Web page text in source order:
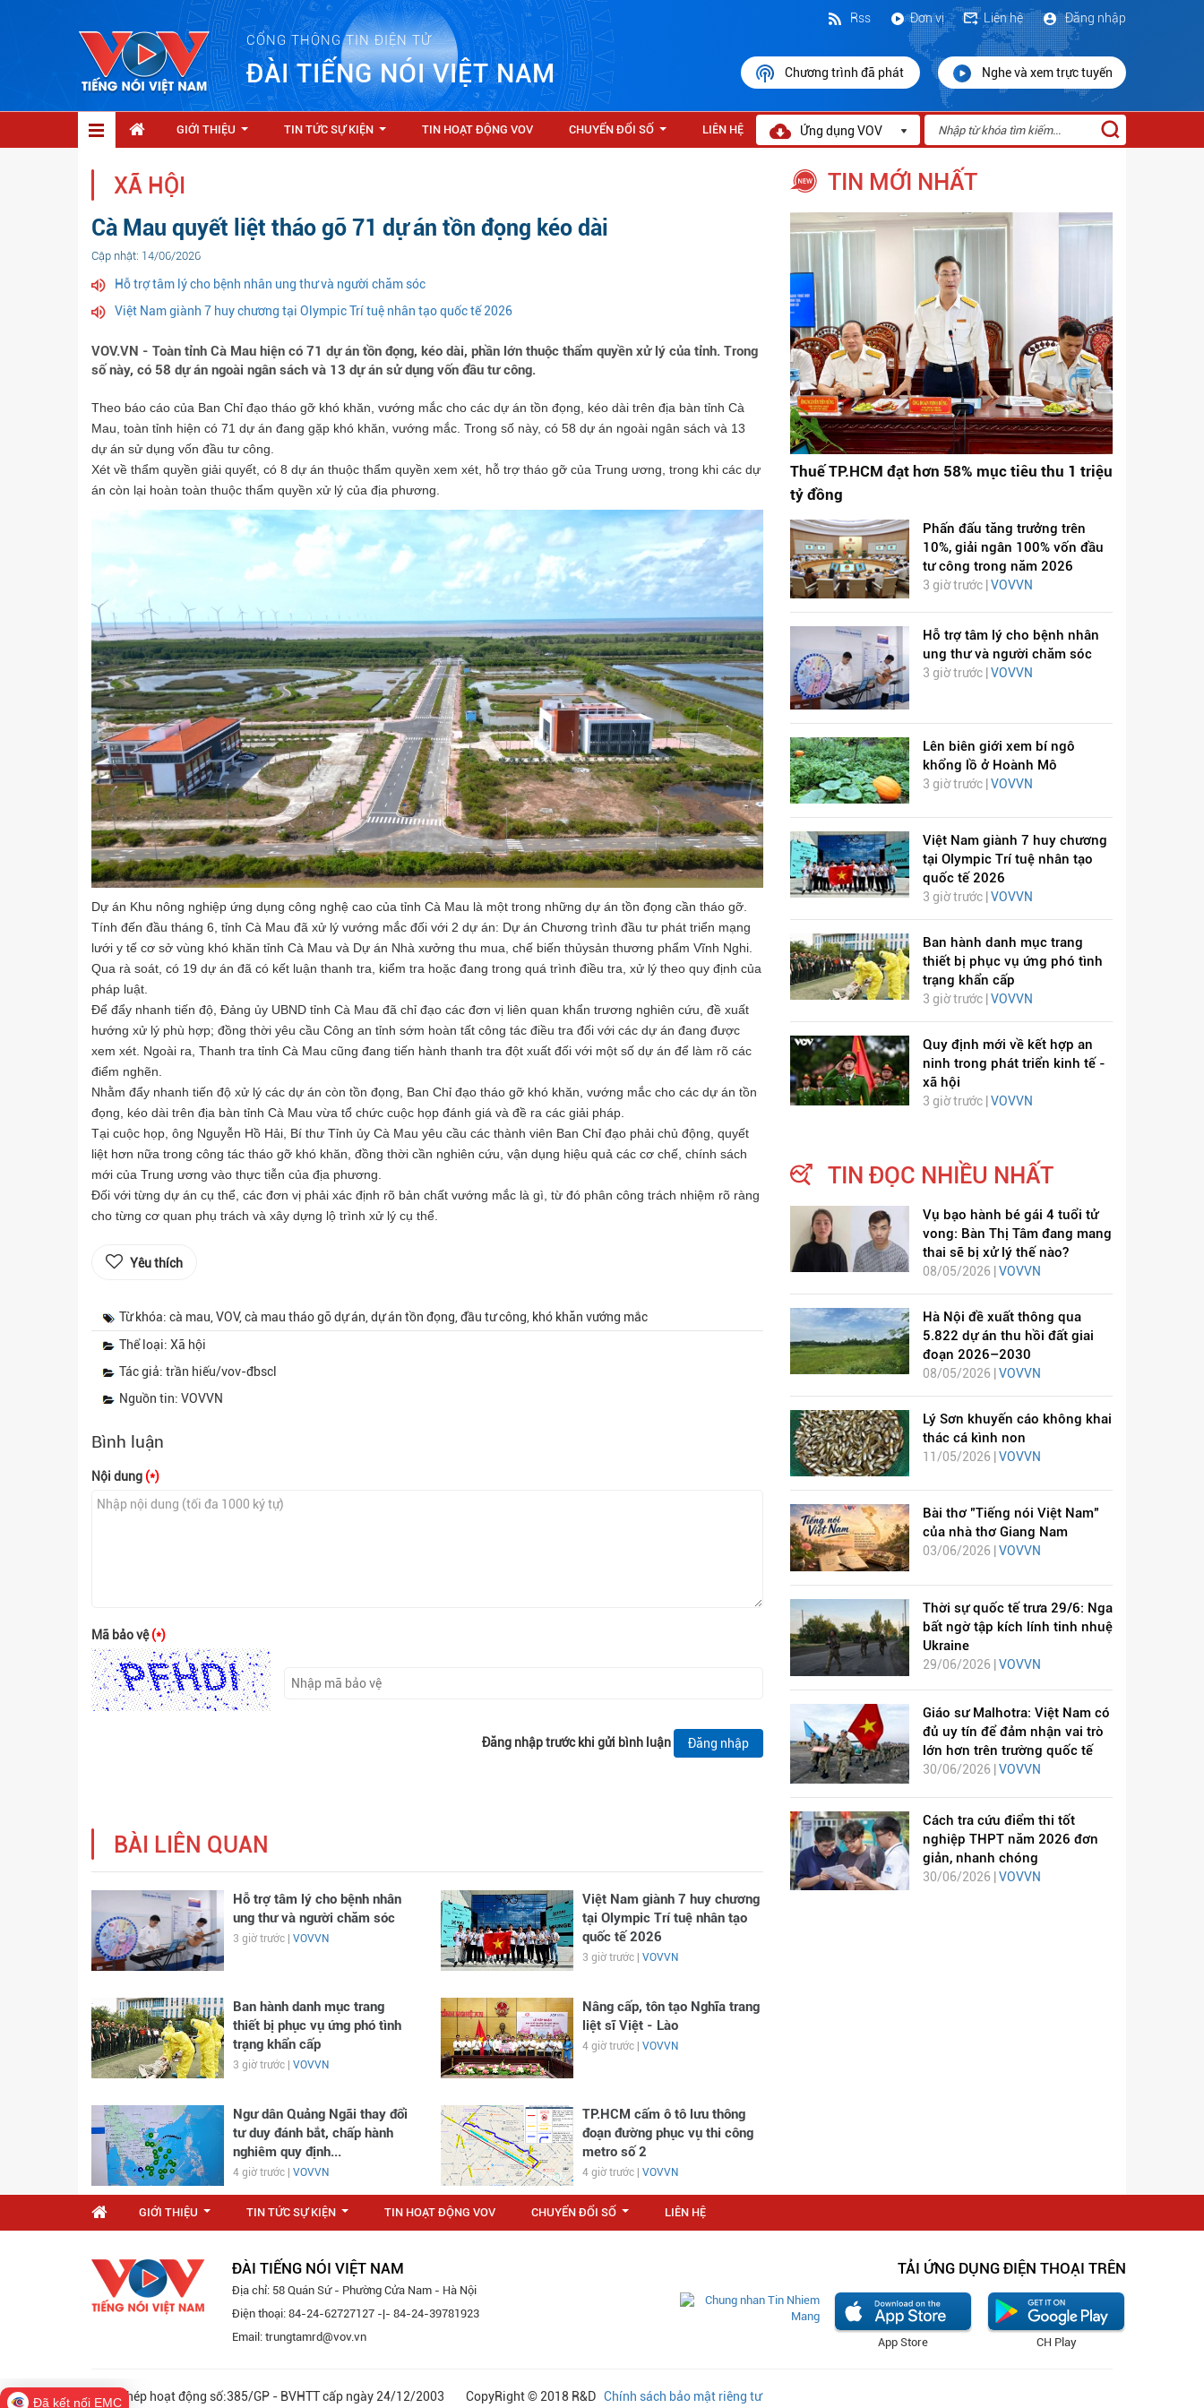
CỔNG THÔNG TIN ĐIỆN TỬ
ĐÀI TIẾNG NÓI VIỆT NAM
Đăng nhập
Liên hệ
Đơn vị
Rss
Chương trình đã phát Nghe và xem trực tuyến
GIỚI THIỆU TIN TỨC SỰ KIỆN TIN HOẠT ĐỘNG VOV CHUYỂN ĐỔI SỐ LIÊN HỆ Ứng dụng VOV
XÃ HỘI
Cà Mau quyết liệt tháo gỡ 71 dự án tồn đọng kéo dài
Cập nhật: 14/06/2026
Hỗ trợ tâm lý cho bệnh nhân ung thư và người chăm sóc
Việt Nam giành 7 huy chương tại Olympic Trí tuệ nhân tạo quốc tế 2026
VOV.VN - Toàn tỉnh Cà Mau hiện có 71 dự án tồn đọng, kéo dài, phần lớn thuộc thẩm quyền xử lý của tỉnh. Trong
số này, có 58 dự án ngoài ngân sách và 13 dự án sử dụng vốn đầu tư công.
Theo báo cáo của Ban Chỉ đạo tháo gỡ khó khăn, vướng mắc cho các dự án tồn đọng, kéo dài trên địa bàn tỉnh Cà
Mau, toàn tỉnh hiện có 71 dự án đang gặp khó khăn, vướng mắc. Trong số này, có 58 dự án ngoài ngân sách và 13
dự án sử dụng vốn đầu tư công.
Xét về thẩm quyền giải quyết, có 8 dự án thuộc thẩm quyền xem xét, hỗ trợ tháo gỡ của Trung ương, trong khi các dự
án còn lại hoàn toàn thuộc thẩm quyền xử lý của địa phương.
Dự án Khu nông nghiệp ứng dụng công nghệ cao của tỉnh Cà Mau là một trong những dự án tồn đọng cần tháo gỡ.
Tính đến đầu tháng 6, tỉnh Cà Mau đã xử lý vướng mắc đối với 2 dự án: Dự án Chương trình đầu tư phát triển mạng
lưới y tế cơ sở vùng khó khăn tỉnh Cà Mau và Dự án Nhà xưởng thu mua, chế biến thủysản thương phẩm Vĩnh Nghi.
Qua rà soát, có 19 dự án đã có kết luận thanh tra, kiểm tra hoặc đang trong quá trình điều tra, xử lý theo quy định của
pháp luật.
Để đẩy nhanh tiến độ, Đảng ủy UBND tỉnh Cà Mau đã chỉ đạo các đơn vị liên quan khẩn trương nghiên cứu, đề xuất
hướng xử lý phù hợp; đồng thời yêu cầu Công an tỉnh sớm hoàn tất công tác điều tra đối với các dự án đang được
xem xét. Ngoài ra, Thanh tra tỉnh Cà Mau cũng đang tiến hành thanh tra đột xuất đối với một số dự án để làm rõ các
điểm nghẽn.
Nhằm đẩy nhanh tiến độ xử lý các dự án còn tồn đọng, Ban Chỉ đạo tháo gỡ khó khăn, vướng mắc cho các dự án tồn
đọng, kéo dài trên địa bàn tỉnh Cà Mau vừa tổ chức cuộc họp đánh giá và đề ra các giải pháp.
Tại cuộc họp, ông Nguyễn Hồ Hải, Bí thư Tỉnh ủy Cà Mau yêu cầu các thành viên Ban Chỉ đạo phải chủ động, quyết
liệt hơn nữa trong công tác tháo gỡ khó khăn, đồng thời cần nghiên cứu, vận dụng hiệu quả các cơ chế, chính sách
mới của Trung ương vào thực tiễn của địa phương.
Đối với từng dự án cụ thể, các đơn vị phải xác định rõ bản chất vướng mắc là gì, từ đó phân công trách nhiệm rõ ràng
cho từng cơ quan phụ trách và xây dựng lộ trình xử lý cụ thể.
Yêu thích
Từ khóa: cà mau, VOV, cà mau tháo gỡ dự án, dự án tồn đọng, đầu tư công, khó khăn vướng mắc
Thể loại: Xã hội
Tác giả: trần hiếu/vov-đbscl
Nguồn tin: VOVVN
Bình luận
Nội dung (*)
Mã bảo vệ(*)
Đăng nhập trước khi gửi bình luận Đăng nhập
BÀI LIÊN QUAN
Hỗ trợ tâm lý cho bệnh nhân
ung thư và người chăm sóc
3 giờ trước | VOVVN
Việt Nam giành 7 huy chương
tại Olympic Trí tuệ nhân tạo
quốc tế 2026
3 giờ trước | VOVVN
Ban hành danh mục trang
thiết bị phục vụ ứng phó tình
trạng khẩn cấp
3 giờ trước | VOVVN
Nâng cấp, tôn tạo Nghĩa trang
liệt sĩ Việt - Lào
4 giờ trước | VOVVN
Ngư dân Quảng Ngãi thay đổi
tư duy đánh bắt, chấp hành
nghiêm quy định...
4 giờ trước | VOVVN
TP.HCM cấm ô tô lưu thông
đoạn đường phục vụ thi công
metro số 2
4 giờ trước | VOVVN
TIN MỚI NHẤT
Thuế TP.HCM đạt hơn 58% mục tiêu thu 1 triệu
tỷ đồng
Phấn đấu tăng trưởng trên
10%, giải ngân 100% vốn đầu
tư công trong năm 2026
3 giờ trước | VOVVN
Hỗ trợ tâm lý cho bệnh nhân
ung thư và người chăm sóc
3 giờ trước | VOVVN
Lên biên giới xem bí ngô
khổng lồ ở Hoành Mô
3 giờ trước | VOVVN
Việt Nam giành 7 huy chương
tại Olympic Trí tuệ nhân tạo
quốc tế 2026
3 giờ trước | VOVVN
Ban hành danh mục trang
thiết bị phục vụ ứng phó tình
trạng khẩn cấp
3 giờ trước | VOVVN
Quy định mới về kết hợp an
ninh trong phát triển kinh tế -
xã hội
3 giờ trước | VOVVN
TIN ĐỌC NHIỀU NHẤT
Vụ bạo hành bé gái 4 tuổi tử
vong: Bàn Thị Tâm đang mang
thai sẽ bị xử lý thế nào?
08/05/2026 | VOVVN
Hà Nội đề xuất thông qua
5.822 dự án thu hồi đất giai
đoạn 2026–2030
08/05/2026 | VOVVN
Lý Sơn khuyến cáo không khai
thác cá kình non
11/05/2026 | VOVVN
Bài thơ "Tiếng nói Việt Nam"
của nhà thơ Giang Nam
03/06/2026 | VOVVN
Thời sự quốc tế trưa 29/6: Nga
bất ngờ tập kích lính tinh nhuệ
Ukraine
29/06/2026 | VOVVN
Giáo sư Malhotra: Việt Nam có
đủ uy tín để đảm nhận vai trò
lớn hơn trên trường quốc tế
30/06/2026 | VOVVN
Cách tra cứu điểm thi tốt
nghiệp THPT năm 2026 đơn
giản, nhanh chóng
30/06/2026 |VOVVN
GIỚI THIỆU TIN TỨC SỰ KIỆN TIN HOẠT ĐỘNG VOV CHUYỂN ĐỔI SỐ LIÊN HỆ
ĐÀI TIẾNG NÓI VIỆT NAM
Địa chỉ: 58 Quán Sứ - Phường Cửa Nam - Hà Nội
Điện thoại: 84-24-62727127 -|- 84-24-39781923
Email: trungtamrd@vov.vn
TẢI ỨNG DỤNG ĐIỆN THOẠI TRÊN
CH Play
App Store
Giấy phép hoạt động số:385/GP - BVHTT cấp ngày 24/12/2003 CopyRight © 2018 R&D Chính sách bảo mật riêng tư
Đã kết nối EMC